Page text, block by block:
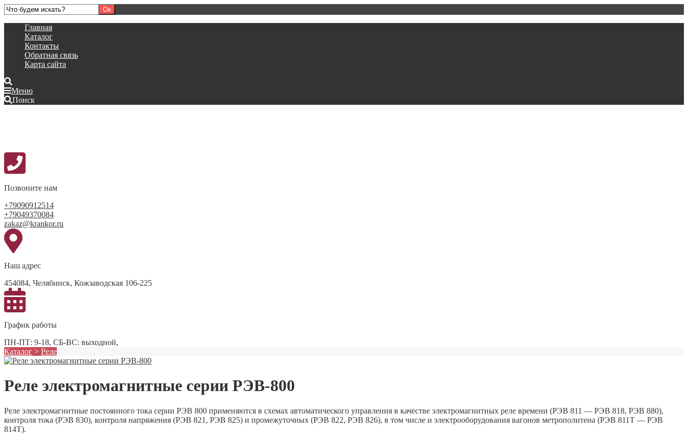
Главная
Каталог
Контакты
Обратная связь
Карта сайта
Меню
Поиск
Позвоните нам
+79090912514
+79049370084
zakaz@krankor.ru
Наш адрес
454084, Челябинск, Кожзаводская 106-225
График работы
ПН-ПТ: 9-18, СБ-ВС: выходной,
Каталог > Реле
Реле электромагнитные серии РЭВ-800
Реле электромагнитные постоянного тока серии РЭВ 800 применяются в схемах автоматического управления в качестве электромагнитных реле времени (РЭВ 811 — РЭВ 818, РЭВ 880),
контроля тока (РЭВ 830), контроля напряжения (РЭВ 821, РЭВ 825) и промежуточных (РЭВ 822, РЭВ 826), в том числе и электрооборудования вагонов метрополитена (РЭВ 811Т — РЭВ
814Т).